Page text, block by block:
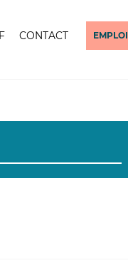
CONTACT EMPLOI